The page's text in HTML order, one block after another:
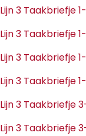
Lijn 3 Taakbriefje
Lijn 3 Taakbriefje
Lijn 3 Taakbriefje
Lijn 3 Taakbriefje
Lijn 3 Taakbriefje
Lijn 3 Taakbriefje